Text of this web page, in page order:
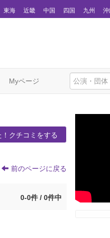
東海 近畿 中国 四国 九州
Myページ
クチコミをする
前のページに戻る
0-0件 / 0件中